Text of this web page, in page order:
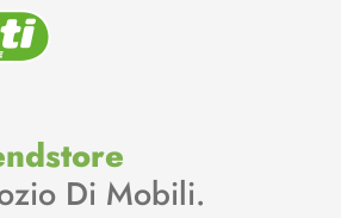
Di Mobili.